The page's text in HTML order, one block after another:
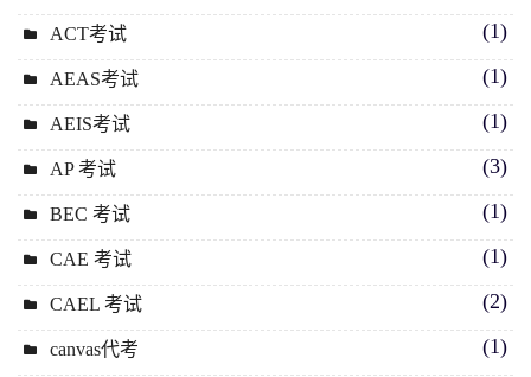
ACT考试 (1)
AEAS考试 (1)
AEIS考试 (1)
AP 考试 (3)
BEC 考试 (1)
CAE 考试 (1)
CAEL 考试 (2)
canvas代考 (1)